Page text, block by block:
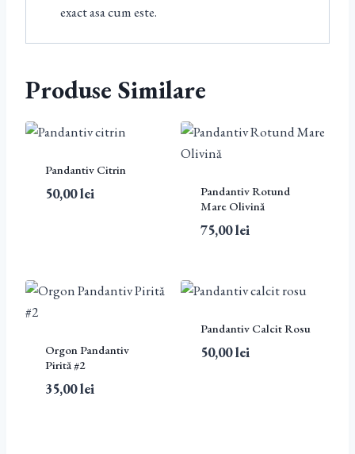
exact asa cum este.
Produse Similare
Pandantiv Citrin
50,00lei
Pandantiv Rotund
Mare Olivină
75,00lei
Orgon Pandantiv
Pirită #2
35,00lei
Pandantiv Calcit Rosu
50,00lei